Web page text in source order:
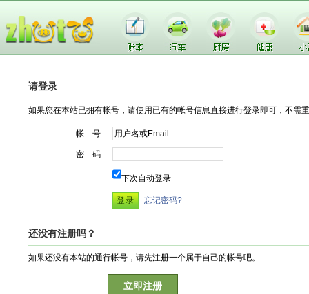
请登录
如果您在本站已拥有帐号，请使用已有的帐号信息直接进行登录即可，不需
帐 号
密 码
下次自动登录
忘记密码?
还没有注册吗？
如果还没有本站的通行帐号，请先注册一个属于自己的帐号吧。
立即注册